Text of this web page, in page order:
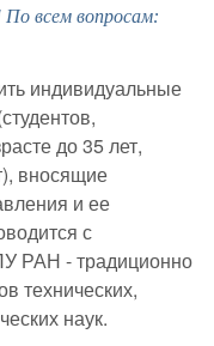
По всем вопросам:
индивидуальные
до 35 лет,
вносящие
и ее
с
РАН - традиционно
технических,
наук.